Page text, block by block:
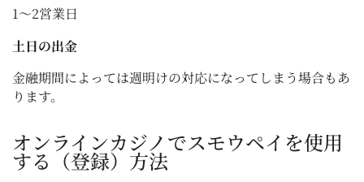
1～2営業日
土日の出金
金融期間によっては週明けの対応になってしまう場合もあ
ります。
オンラインカジノでスモウペイを使用
する（登録）方法